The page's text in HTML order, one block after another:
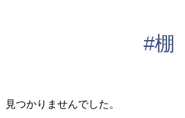
#棚
見つかりませんでした。